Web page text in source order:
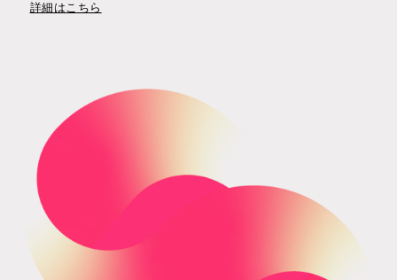
詳細はこちら